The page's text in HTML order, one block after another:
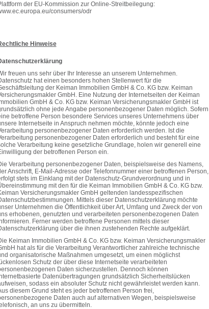
der EU-Kommission zur Online-Streitbeilegung:
consumers/odr
Hinweise
freuen uns sehr über Ihr Interesse an unserem Unternehmen.
hat einen besonders hohen Stellenwert für die
der Keiman Immobilien GmbH & Co. KG bzw. Keiman
GmbH. Eine Nutzung der Internetseiten der Keiman
GmbH & Co. KG bzw. Keiman Versicherungsmakler GmbH ist
ohne jede Angabe personenbezogener Daten möglich. Sofern
betroffene Person besondere Services unseres Unternehmens über
Internetseite in Anspruch nehmen möchte, könnte jedoch eine
personenbezogener Daten erforderlich werden. Ist die
personenbezogener Daten erforderlich und besteht für eine
Verarbeitung keine gesetzliche Grundlage, holen wir generell eine
der betroffenen Person ein.
Verarbeitung personenbezogener Daten, beispielsweise des Namens,
Anschrift, E-Mail-Adresse oder Telefonnummer einer betroffenen Person,
stets im Einklang mit der Datenschutz-Grundverordnung und in
mit den für die Keiman Immobilien GmbH & Co. KG bzw.
Versicherungsmakler GmbH geltenden landesspezifischen
Mittels dieser Datenschutzerklärung möchte
Unternehmen die Öffentlichkeit über Art, Umfang und Zweck der von
erhobenen, genutzten und verarbeiteten personenbezogenen Daten
Ferner werden betroffene Personen mittels dieser
über die ihnen zustehenden Rechte aufgeklärt.
Keiman Immobilien GmbH & Co. KG bzw. Keiman Versicherungsmakler
hat als für die Verarbeitung Verantwortlicher zahlreiche technische
organisatorische Maßnahmen umgesetzt, um einen möglichst
Schutz der über diese Internetseite verarbeiteten
Daten sicherzustellen. Dennoch können
Datenübertragungen grundsätzlich Sicherheitslücken
sodass ein absoluter Schutz nicht gewährleistet werden kann.
diesem Grund steht es jeder betroffenen Person frei,
Daten auch auf alternativen Wegen, beispielsweise
an uns zu übermitteln.